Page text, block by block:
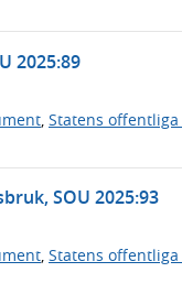
2025:89
Statens
SOU 2025:93
, Statens